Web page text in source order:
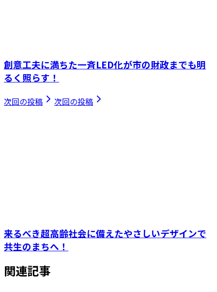
創意工夫に満ちた一斉LED化が市の財政までも明
るく照らす！
次回の投稿 次回の投稿
来るべき超高齢社会に備えたやさしいデザインで
共生のまちへ！
関連記事